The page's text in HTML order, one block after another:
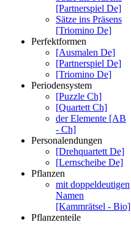
[Partnerspiel De]
Sätze ins Präsens
[Triomino De]
Perfektformen
[Ausmalen De]
[Partnerspiel De]
[Triomino De]
Periodensystem
[Puzzle Ch]
[Quartett Ch]
der Elemente [AB
- Ch]
Personalendungen
[Drehquartett De]
[Lernscheibe De]
Pflanzen
mit doppeldeutigen
Namen
[Kammrätsel - Bio]
Pflanzenteile